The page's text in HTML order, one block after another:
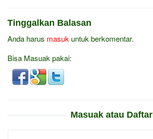
Tinggalkan Balasan
Anda harus masuk untuk berkomentar.
Bisa Masuak pakai:
Masuak atau Daftar